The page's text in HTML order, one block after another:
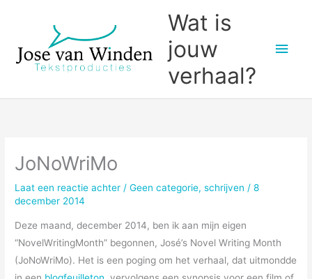
inhoud
Wat is
jouw
verhaal?
JoNoWriMo
Laat een reactie achter /Geen categorie,schrijven /8
december 2014
Deze maand, december 2014, ben ik aan mijn eigen
“NovelWritingMonth” begonnen, José’s Novel Writing Month
(JoNoWriMo). Het is een poging om het verhaal, dat uitmondde